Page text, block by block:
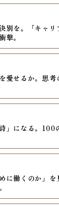
別を。「キャ
撃。
愛せるか。思
」になる。100
に働くのか」